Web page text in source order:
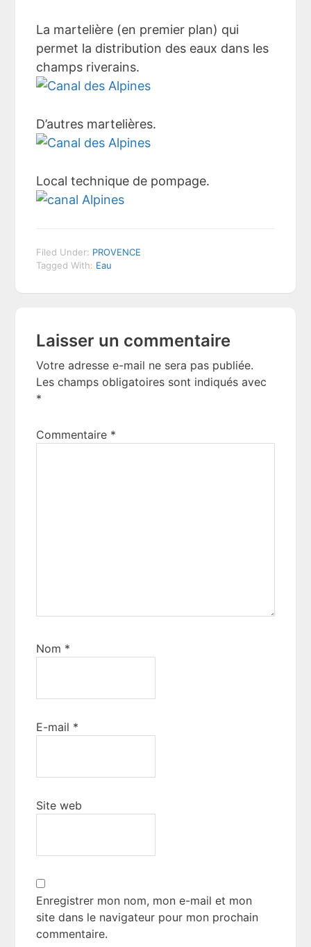
La martelière (en premier plan) qui
permet la distribution des eaux dans les
champs riverains.
D’autres martelières.
Local technique de pompage.
Filed Under: PROVENCE
Tagged With: Eau
Interactions
Laisser un commentaire
Votre adresse e-mail ne sera pas publiée.
Les champs obligatoires sont indiqués avec
*
Commentaire *
Nom *
E-mail *
Site web
Enregistrer mon nom, mon e-mail et mon
site dans le navigateur pour mon prochain
commentaire.